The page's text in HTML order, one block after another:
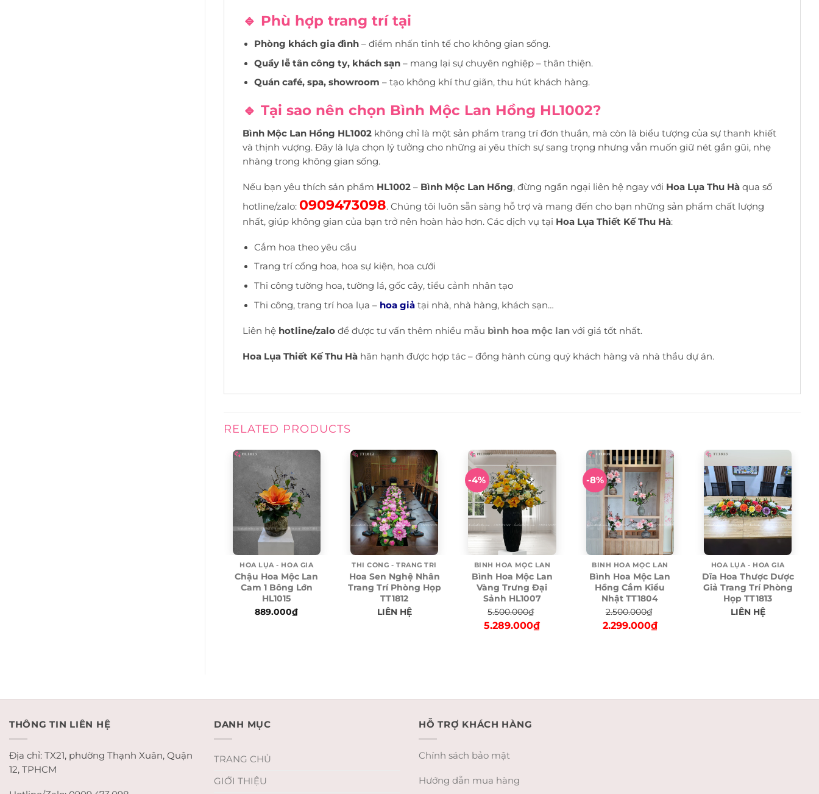
🔹 Phù hợp trang trí tại
Phòng khách gia đình– điểm nhấn tinh tế cho không gian sống.
Quầy lễ tân công ty, khách sạn– mang lại sự chuyên nghiệp – thân thiện.
Quán café, spa, showroom – tạo không khí thư giãn, thu hút khách hàng.
🔹 Tại sao nên chọn Bình Mộc Lan Hồng HL1002?
Bình Mộc Lan Hồng HL1002 không chỉ là một sản phẩm trang trí đơn thuần, mà còn là biểu tượng của sự thanh khiết
và thịnh vượng. Đây là lựa chọn lý tưởng cho những ai yêu thích sự sang trọng nhưng vẫn muốn giữ nét gần gũi, nhẹ
nhàng trong không gian sống.
Nếu bạn yêu thích sản phẩm HL1002 – Bình Mộc Lan Hồng, đừng ngần ngại liên hệ ngay với Hoa Lụa Thu Hà qua số
hotline/zalo: 0909473098. Chúng tôi luôn sẵn sàng hỗ trợ và mang đến cho bạn những sản phẩm chất lượng
nhất, giúp không gian của bạn trở nên hoàn hảo hơn. Các dịch vụ tại Hoa Lụa Thiết Kế Thu Hà:
Cắm hoa theo yêu cầu
Trang trí cổng hoa, hoa sự kiện, hoa cưới
Thi công tường hoa, tường lá, gốc cây, tiểu cảnh nhân tạo
Thi công, trang trí hoa lụa – hoa giảtại nhà, nhà hàng, khách sạn…
Liên hệ hotline/zalo để được tư vấn thêm nhiều mẫu bình hoa mộc lan với giá tốt nhất.
Hoa Lụa Thiết Kế Thu Hà hân hạnh được hợp tác – đồng hành cùng quý khách hàng và nhà thầu dự án.
RELATED PRODUCTS
HOA LỤA - HOA GIẢ
Chậu Hoa Mộc Lan
Cam 1 Bông Lớn
HL1015
889.000₫
THI CÔNG - TRANG TRÍ
Hoa Sen Nghệ Nhân
Trang Trí Phòng Họp
TT1812
LIÊN HỆ
-4%
BÌNH HOA MỘC LAN
Bình Hoa Mộc Lan
Vàng Trưng Đại
Sảnh HL1007
5.500.000₫
Original
5.289.000₫Current
-8%
BÌNH HOA MỘC LAN
Bình Hoa Mộc Lan
Hồng Cắm Kiểu
Nhật TT1804
2.500.000₫
Original
2.299.000₫Current
HOA LỤA - HOA GIẢ
Dĩa Hoa Thược Dược
Giả Trang Trí Phòng
Họp TT1813
LIÊN HỆ
THÔNG TIN LIÊN HỆ
Địa chỉ: TX21, phường Thạnh Xuân, Quận
12, TPHCM
DANH MỤC
TRANG CHỦ
GIỚI THIỆU
HỖ TRỢ KHÁCH HÀNG
Chính sách bảo mật
Hướng dẫn mua hàng